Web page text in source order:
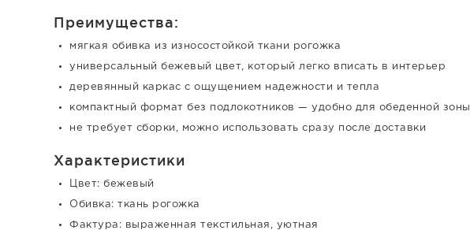
Преимущества:
мягкая обивка из износостойкой ткани рогожка
универсальный бежевый цвет, который легко вписать в интерьер
деревянный каркас с ощущением надежности и тепла
компактный формат без подлокотников — удобно для обеденной зоны
не требует сборки, можно использовать сразу после доставки
Характеристики
Цвет: бежевый
Обивка: ткань рогожка
Фактура: выраженная текстильная, уютная